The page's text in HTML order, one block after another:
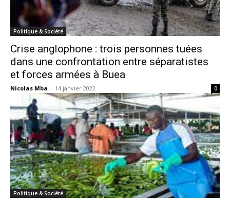
Politique & Société
Crise anglophone : trois personnes tuées
dans une confrontation entre séparatistes
et forces armées à Buea
Nicolas Mba - 14 janvier 2022 0
Politique & Société